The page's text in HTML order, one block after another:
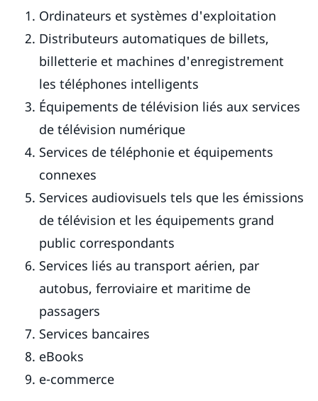
Ordinateurs et systèmes d'exploitation
Distributeurs automatiques de billets,
billetterie et machines d'enregistrement
les téléphones intelligents
Équipements de télévision liés aux services
de télévision numérique
Services de téléphonie et équipements
connexes
Services audiovisuels tels que les émissions
de télévision et les équipements grand
public correspondants
Services liés au transport aérien, par
autobus, ferroviaire et maritime de
passagers
Services bancaires
eBooks
e-commerce